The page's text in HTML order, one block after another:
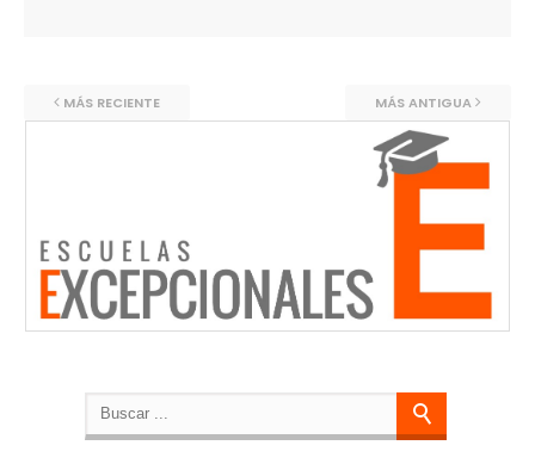
MÁS RECIENTE MÁS ANTIGUA